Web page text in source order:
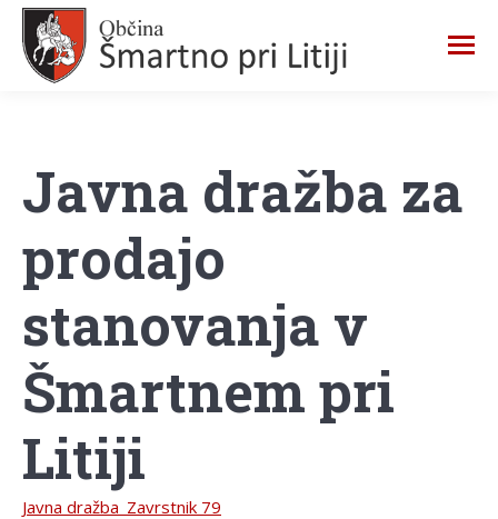
Javna dražba za
prodajo
stanovanja v
Šmartnem pri
Litiji
Javna dražba_Zavrstnik 79